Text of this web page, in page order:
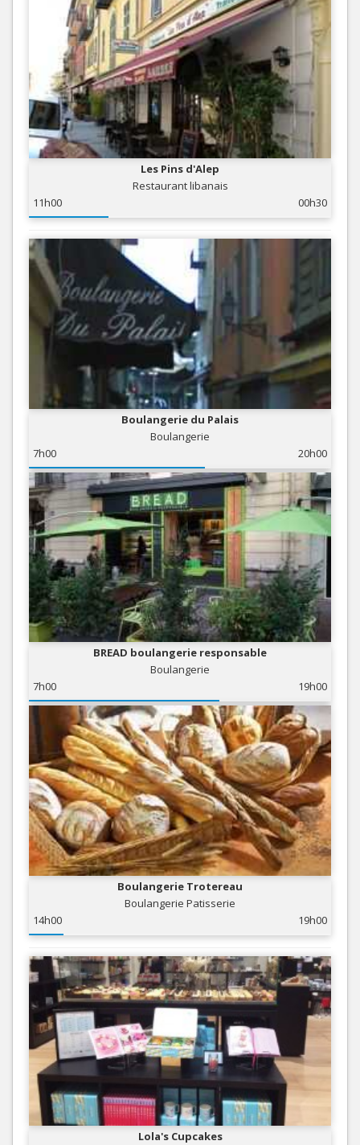
Les Pins d'Alep
Restaurant libanais
11h00
00h30
Boulangerie du Palais
Boulangerie
7h00
20h00
BREAD boulangerie responsable
Boulangerie
7h00
19h00
Boulangerie Trotereau
Boulangerie Patisserie
14h00
19h00
Lola's Cupcakes